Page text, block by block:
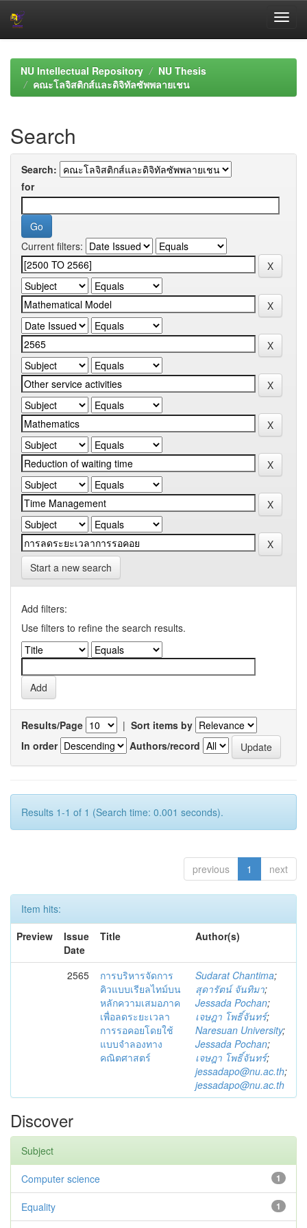
navigationNU Intellectual Repository
NU Thesis
คณะโลจิสติกส์และดิจิทัลซัพพลายเชน
Search
Search:
for
Current filters:
Start a new search
Add filters:
Use filters to refine the search results.
Results/Page | Sort items by
In order
Authors/record
Results 1-1 of 1 (Search time: 0.001 seconds).
previous 1 next
Item hits:
Preview
Issue
Date
Title Author(s)
2565
การบริหารจัดการ
คิวแบบเรียลไทม์บน
หลักความเสมอภาค
เพื่อลดระยะเวลา
การรอคอยโดยใช้
แบบจำลองทาง
คณิตศาสตร์
Sudarat Chantima;
สุดารัตน์ จันทิมา;
Jessada Pochan;
เจษฎา โพธิ์จันทร์;
Naresuan University;
Jessada Pochan;
เจษฎา โพธิ์จันทร์;
jessadapo@nu.ac.th;
jessadapo@nu.ac.th
Discover
Subject
1
Computer science
1
Equality